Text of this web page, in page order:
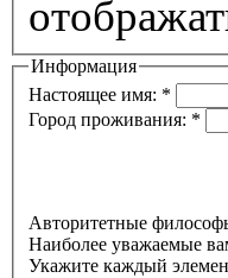
Информация
Настоящее имя: *
Город проживания: *
Авторитетные
Наиболее уважаемые
Укажите каждый